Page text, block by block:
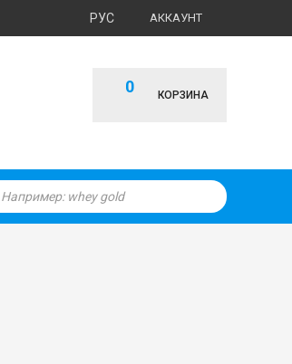
АККАУНТ
РУС
0 КОРЗИНА